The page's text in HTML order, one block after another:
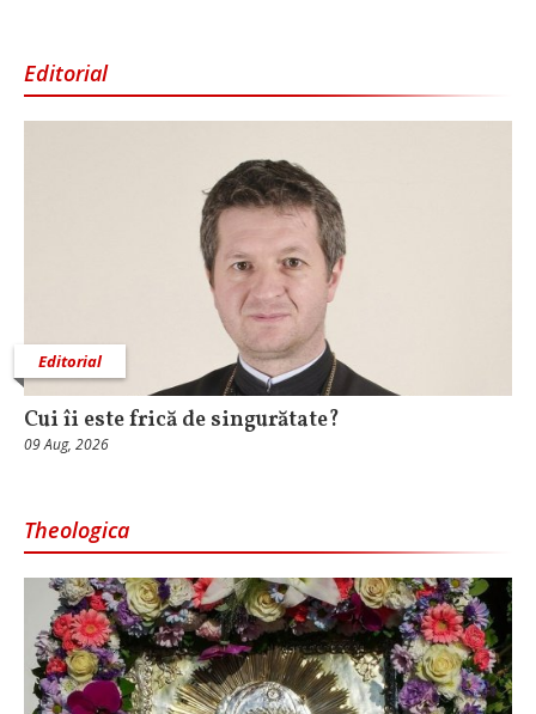
Editorial
Editorial
Cui îi este frică de singurătate?
09 Aug, 2026
Theologica